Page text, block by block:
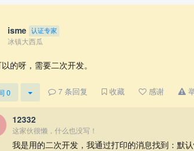
isme 认证专家
冰镇大西瓜
的呀，需要二次开发。
0 7 条回复 收藏 感谢
12332
这家伙很懒，什么也没写！
我是用的二次开发，我通过打印的消息找到：默